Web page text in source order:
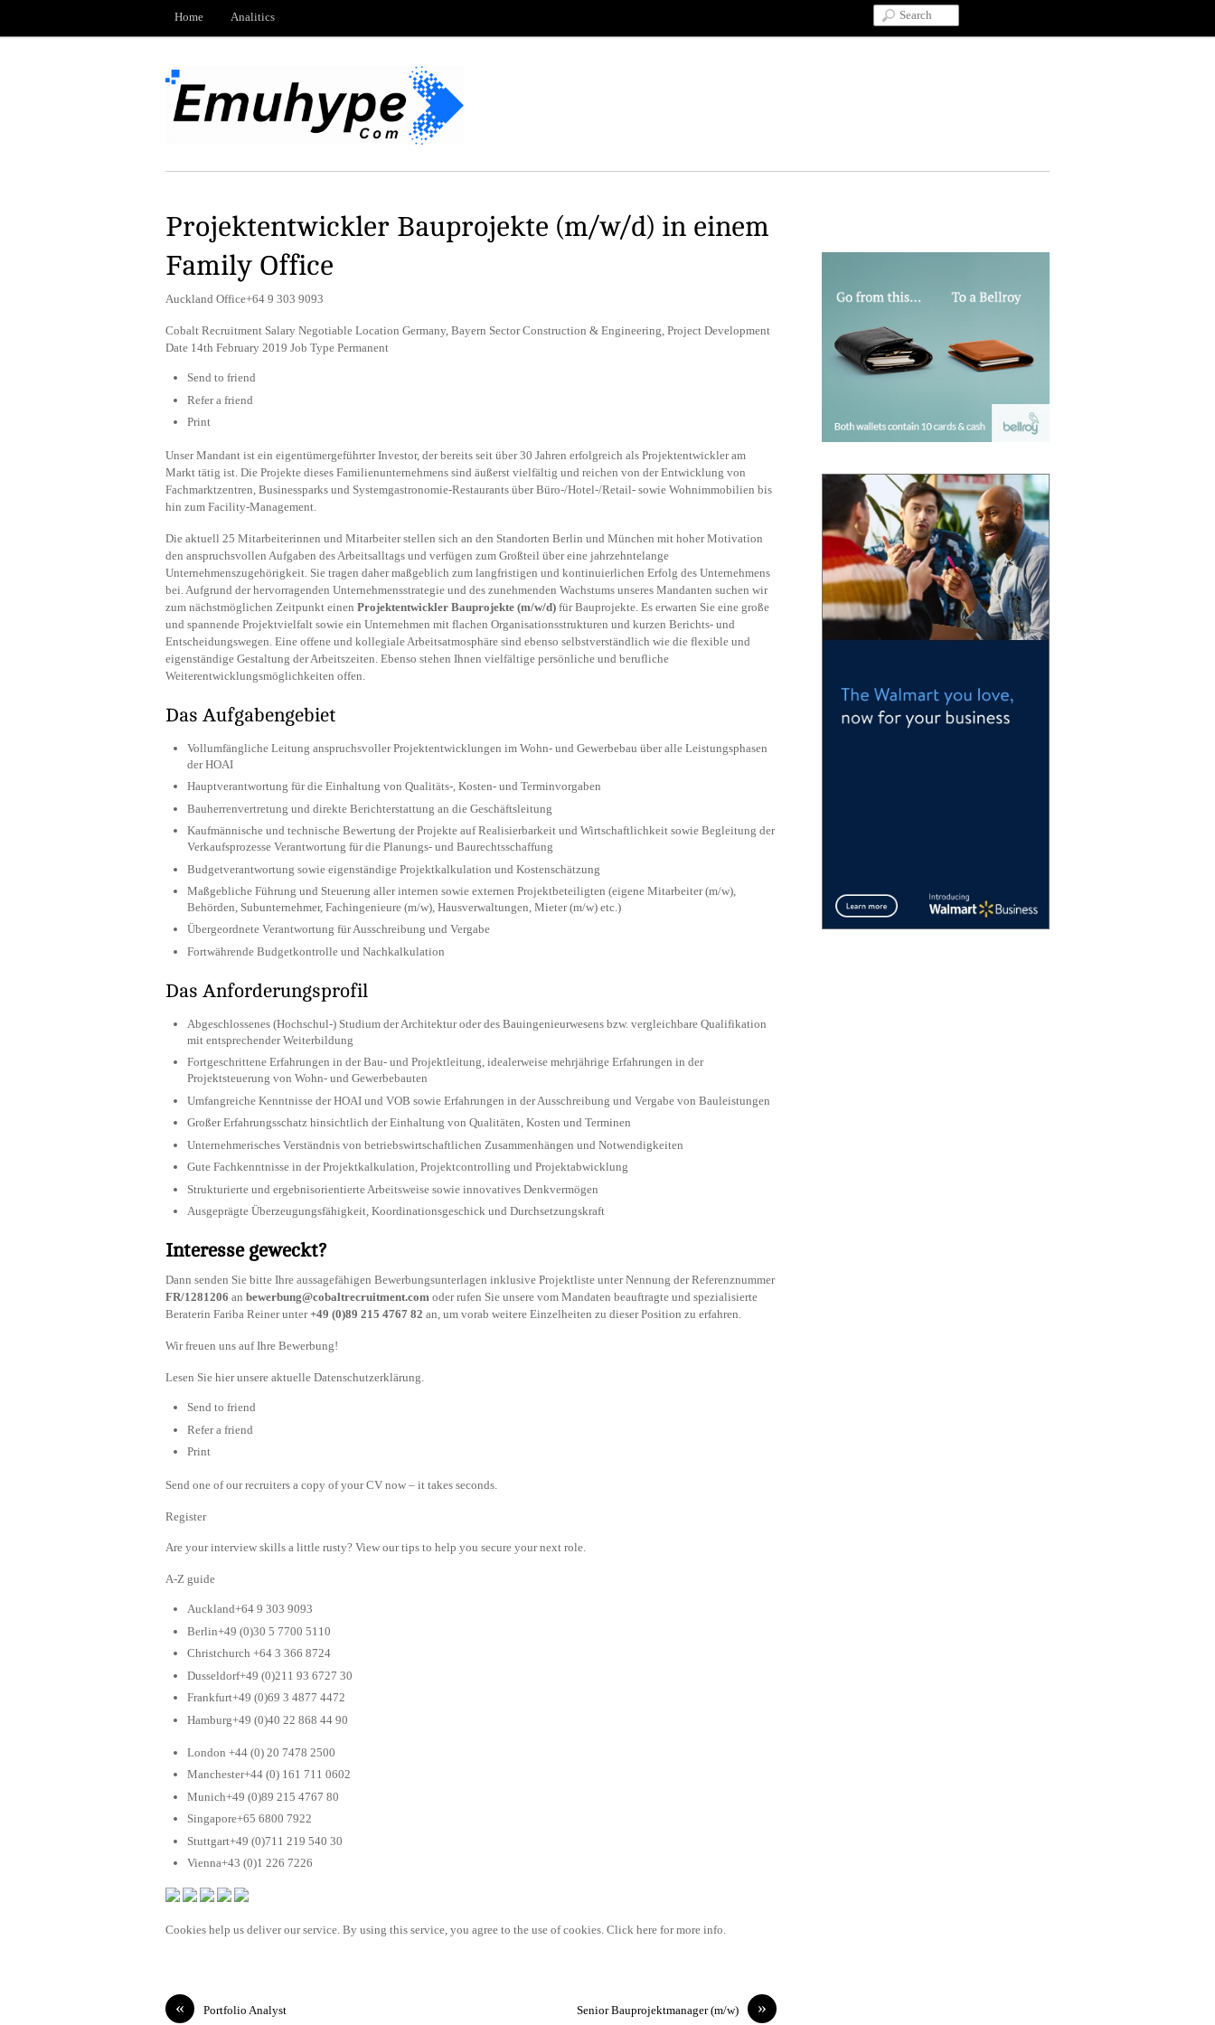
Home Analitics
Projektentwickler Bauprojekte (m/w/d) in einem
Family Office
Auckland Office+64 9 303 9093
Cobalt Recruitment Salary Negotiable Location Germany, Bayern Sector Construction & Engineering, Project Development
Date 14th February 2019 Job Type Permanent
Send to friend
Refer a friend
Print
Unser Mandant ist ein eigentümergeführter Investor, der bereits seit über 30 Jahren erfolgreich als Projektentwickler am
Markt tätig ist. Die Projekte dieses Familienunternehmens sind äußerst vielfältig und reichen von der Entwicklung von
Fachmarktzentren, Businessparks und Systemgastronomie-Restaurants über Büro-/Hotel-/Retail- sowie Wohnimmobilien bis
hin zum Facility-Management.
Die aktuell 25 Mitarbeiterinnen und Mitarbeiter stellen sich an den Standorten Berlin und München mit hoher Motivation
den anspruchsvollen Aufgaben des Arbeitsalltags und verfügen zum Großteil über eine jahrzehntelange
Unternehmenszugehörigkeit. Sie tragen daher maßgeblich zum langfristigen und kontinuierlichen Erfolg des Unternehmens
bei. Aufgrund der hervorragenden Unternehmensstrategie und des zunehmenden Wachstums unseres Mandanten suchen wir
zum nächstmöglichen Zeitpunkt einen Projektentwickler Bauprojekte (m/w/d) für Bauprojekte. Es erwarten Sie eine große
und spannende Projektvielfalt sowie ein Unternehmen mit flachen Organisationsstrukturen und kurzen Berichts- und
Entscheidungswegen. Eine offene und kollegiale Arbeitsatmosphäre sind ebenso selbstverständlich wie die flexible und
eigenständige Gestaltung der Arbeitszeiten. Ebenso stehen Ihnen vielfältige persönliche und berufliche
Weiterentwicklungsmöglichkeiten offen.
Das Aufgabengebiet
Vollumfängliche Leitung anspruchsvoller Projektentwicklungen im Wohn- und Gewerbebau über alle Leistungsphasen
der HOAI
Hauptverantwortung für die Einhaltung von Qualitäts-, Kosten- und Terminvorgaben
Bauherrenvertretung und direkte Berichterstattung an die Geschäftsleitung
Kaufmännische und technische Bewertung der Projekte auf Realisierbarkeit und Wirtschaftlichkeit sowie Begleitung der
Verkaufsprozesse Verantwortung für die Planungs- und Baurechtsschaffung
Budgetverantwortung sowie eigenständige Projektkalkulation und Kostenschätzung
Maßgebliche Führung und Steuerung aller internen sowie externen Projektbeteiligten (eigene Mitarbeiter (m/w),
Behörden, Subunternehmer, Fachingenieure (m/w), Hausverwaltungen, Mieter (m/w) etc.)
Übergeordnete Verantwortung für Ausschreibung und Vergabe
Fortwährende Budgetkontrolle und Nachkalkulation
Das Anforderungsprofil
Abgeschlossenes (Hochschul-) Studium der Architektur oder des Bauingenieurwesens bzw. vergleichbare Qualifikation
mit entsprechender Weiterbildung
Fortgeschrittene Erfahrungen in der Bau- und Projektleitung, idealerweise mehrjährige Erfahrungen in der
Projektsteuerung von Wohn- und Gewerbebauten
Umfangreiche Kenntnisse der HOAI und VOB sowie Erfahrungen in der Ausschreibung und Vergabe von Bauleistungen
Großer Erfahrungsschatz hinsichtlich der Einhaltung von Qualitäten, Kosten und Terminen
Unternehmerisches Verständnis von betriebswirtschaftlichen Zusammenhängen und Notwendigkeiten
Gute Fachkenntnisse in der Projektkalkulation, Projektcontrolling und Projektabwicklung
Strukturierte und ergebnisorientierte Arbeitsweise sowie innovatives Denkvermögen
Ausgeprägte Überzeugungsfähigkeit, Koordinationsgeschick und Durchsetzungskraft
Interesse geweckt?
Dann senden Sie bitte Ihre aussagefähigen Bewerbungsunterlagen inklusive Projektliste unter Nennung der Referenznummer
FR/1281206 an bewerbung@cobaltrecruitment.com oder rufen Sie unsere vom Mandaten beauftragte und spezialisierte
Beraterin Fariba Reiner unter+49 (0)89 215 4767 82 an, um vorab weitere Einzelheiten zu dieser Position zu erfahren.
Wir freuen uns auf Ihre Bewerbung!
Lesen Sie hier unsere aktuelle Datenschutzerklärung.
Send to friend
Refer a friend
Print
Send one of our recruiters a copy of your CV now – it takes seconds.
Register
Are your interview skills a little rusty? View our tips to help you secure your next role.
A-Z guide
Auckland+64 9 303 9093
Berlin+49 (0)30 5 7700 5110
Christchurch +64 3 366 8724
Dusseldorf+49 (0)211 93 6727 30
Frankfurt+49 (0)69 3 4877 4472
Hamburg+49 (0)40 22 868 44 90
London +44 (0) 20 7478 2500
Manchester+44 (0) 161 711 0602
Munich+49 (0)89 215 4767 80
Singapore+65 6800 7922
Stuttgart+49 (0)711 219 540 30
Vienna+43 (0)1 226 7226
Cookies help us deliver our service. By using this service, you agree to the use of cookies. Click here for more info.
« Portfolio Analyst »
Senior Bauprojektmanager (m/w)